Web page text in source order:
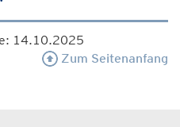
14.10.2025
Zum Seitenanfang